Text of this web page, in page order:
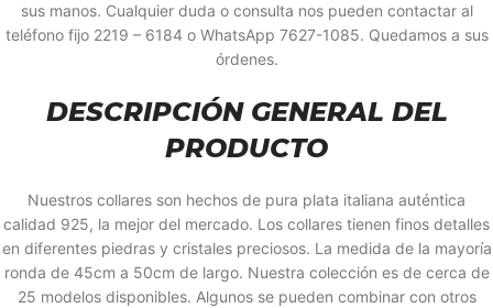
sus manos. Cualquier duda o consulta nos pueden contactar al
teléfono fijo 2219 – 6184 o WhatsApp 7627-1085. Quedamos a sus
órdenes.
DESCRIPCIÓN GENERAL DEL
PRODUCTO
Nuestros collares son hechos de pura plata italiana auténtica
calidad 925, la mejor del mercado. Los collares tienen finos detalles
en diferentes piedras y cristales preciosos. La medida de la mayoría
ronda de 45cm a 50cm de largo. Nuestra colección es de cerca de
25 modelos disponibles. Algunos se pueden combinar con otros